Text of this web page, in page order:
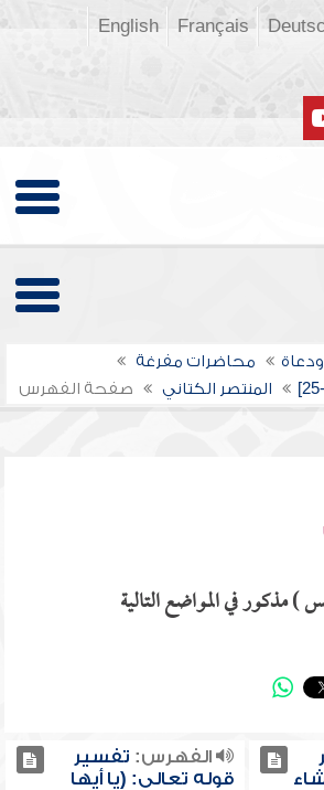
Français
English
محاضرات مفرغة
المنتصر الكتاني صفحة الفهرس
مذكور في المواضع التالية
الفهرس: تفسير
قوله تعالى: (يا أيها